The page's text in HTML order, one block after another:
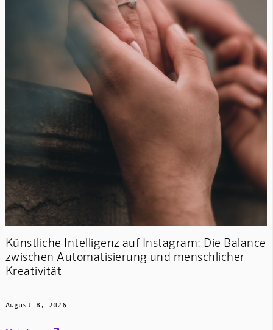
Künstliche Intelligenz auf Instagram: Die Balance
zwischen Automatisierung und menschlicher
Kreativität
August 8, 2026